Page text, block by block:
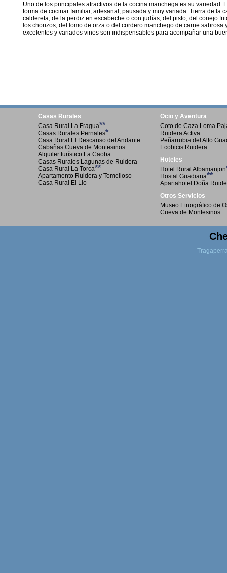
Uno de los principales atractivos de la cocina manchega es su variedad.
forma de cocinar familiar, artesanal, pausada y muy variada. Tierra de la
caldereta, de la perdiz en escabeche o con judías, del pisto, del conejo
los chorizos, del lomo de orza o del cordero manchego de carne
excelentes y variados vinos son indispensables para acompañar una
Casas Rurales
Casa Rural La Fragua**
Casas Rurales Pernales*
Casa Rural El Descanso del Andante
Cabañas Cueva de Montesinos
Alquiler turístico La Caoba
Casas Rurales Lagunas de Ruidera
Casa Rural La Torca**
Apartamento Ruidera y Tomelloso
Casa Rural El Lio
Ocio y Aventura
Coto de Caza Loma
Ruidera Activa
Peñarrubia del Alto
Ecobicis Ruidera
Hoteles
Hotel Rural Albamanjon
Hostal Guadiana**
Apartahotel Doña
Otros Servicios
Museo Etnográfico de
Cueva de Montesinos